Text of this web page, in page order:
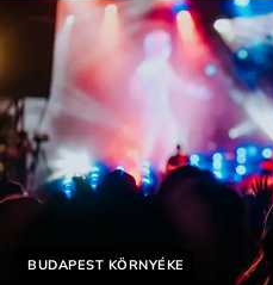
Helyszín címkék:
BUDAPEST KÖRNYÉKE